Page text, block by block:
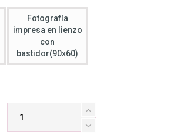
Fotografía
impresa en lienzo
con
bastidor(90x60)